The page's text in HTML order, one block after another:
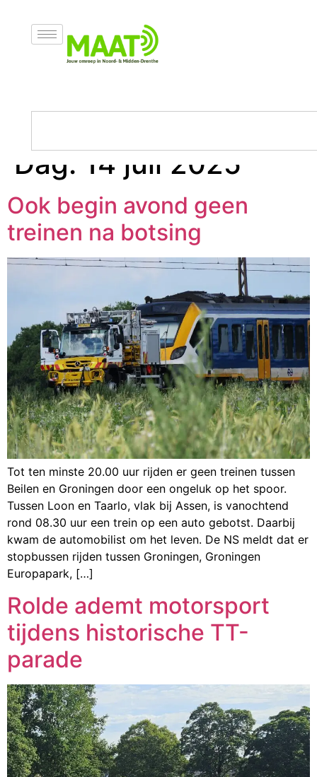
Dag: 14 juli 2025
Ook begin avond geen
treinen na botsing
Tot ten minste 20.00 uur rijden er geen treinen tussen
Beilen en Groningen door een ongeluk op het spoor.
Tussen Loon en Taarlo, vlak bij Assen, is vanochtend
rond 08.30 uur een trein op een auto gebotst. Daarbij
kwam de automobilist om het leven. De NS meldt dat er
stopbussen rijden tussen Groningen, Groningen
Europapark, […]
Rolde ademt motorsport
tijdens historische TT-
parade